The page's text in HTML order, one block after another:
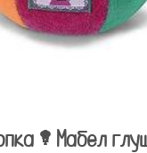
– Мабел